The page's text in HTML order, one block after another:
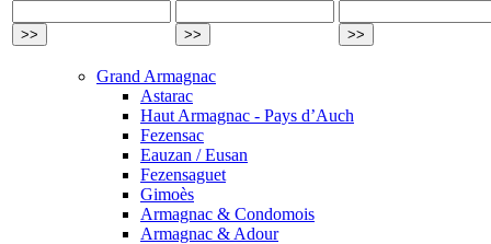
Grand Armagnac
Astarac
Haut Armagnac - Pays d’Auch
Fezensac
Eauzan / Eusan
Fezensaguet
Gimoès
Armagnac & Condomois
Armagnac & Adour